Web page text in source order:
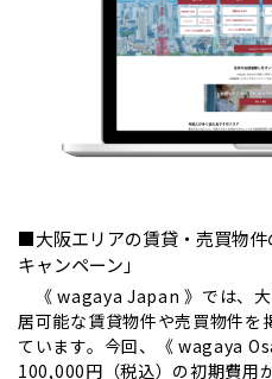
■大阪エリアの賃貸・売買物
キャンペーン」
《 wagaya Japan 》では、大
居可能な賃貸物件や売買物件を
ています。今回、《 wagaya
100,000円（税込）の初期費用